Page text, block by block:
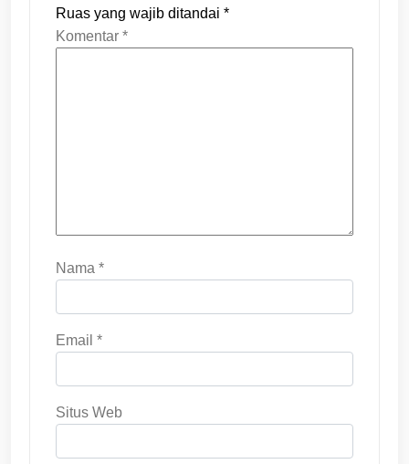
Ruas yang wajib ditandai *
Komentar *
Nama *
Email *
Situs Web